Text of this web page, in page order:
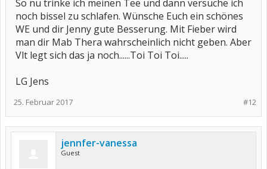
So nu trinke ich meinen Tee und dann versuche ich
noch bissel zu schlafen. Wünsche Euch ein schönes
WE und dir Jenny gute Besserung. Mit Fieber wird
man dir Mab Thera wahrscheinlich nicht geben. Aber
Vlt legt sich das ja noch......Toi Toi Toi.....
LG Jens
#12
25. Februar 2017
jennfer-vanessa
Guest